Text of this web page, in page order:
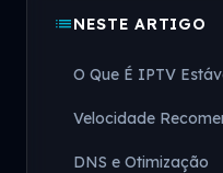
listNESTE ARTIGO
O Que É IPTV
Velocidade
DNS e Otimização